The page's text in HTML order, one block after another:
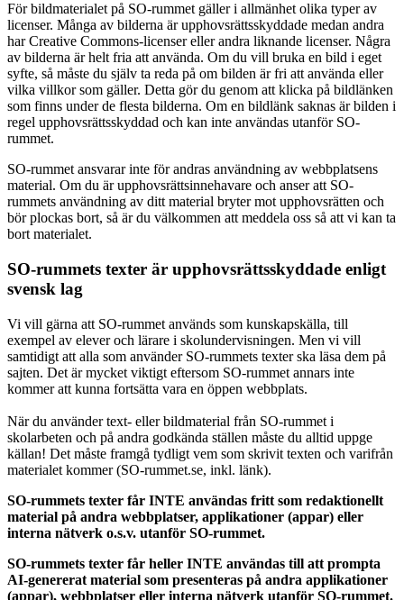
För bildmaterialet på SO-rummet gäller i allmänhet olika typer av
licenser. Många av bilderna är upphovsrättsskyddade medan andra
har Creative Commons-licenser eller andra liknande licenser. Några
av bilderna är helt fria att använda. Om du vill bruka en bild i eget
syfte, så måste du själv ta reda på om bilden är fri att använda eller
vilka villkor som gäller. Detta gör du genom att klicka på bildlänken
som finns under de flesta bilderna. Om en bildlänk saknas är bilden i
regel upphovsrättsskyddad och kan inte användas utanför SO-
rummet.
SO-rummet ansvarar inte för andras användning av webbplatsens
material. Om du är upphovsrättsinnehavare och anser att SO-
rummets användning av ditt material bryter mot upphovsrätten och
bör plockas bort, så är du välkommen att meddela oss så att vi kan ta
bort materialet.
SO-rummets texter är upphovsrättsskyddade enligt
svensk lag
Vi vill gärna att SO-rummet används som kunskapskälla, till
exempel av elever och lärare i skolundervisningen. Men vi vill
samtidigt att alla som använder SO-rummets texter ska läsa dem på
sajten. Det är mycket viktigt eftersom SO-rummet annars inte
kommer att kunna fortsätta vara en öppen webbplats.
När du använder text- eller bildmaterial från SO-rummet i
skolarbeten och på andra godkända ställen måste du alltid uppge
källan! Det måste framgå tydligt vem som skrivit texten och varifrån
materialet kommer (SO-rummet.se, inkl. länk).
SO-rummets texter får INTE användas fritt som redaktionellt
material på andra webbplatser, applikationer (appar) eller
interna nätverk o.s.v. utanför SO-rummet.
SO-rummets texter får heller INTE användas till att prompta
AI-genererat material som presenteras på andra applikationer
(appar), webbplatser eller interna nätverk utanför SO-rummet.